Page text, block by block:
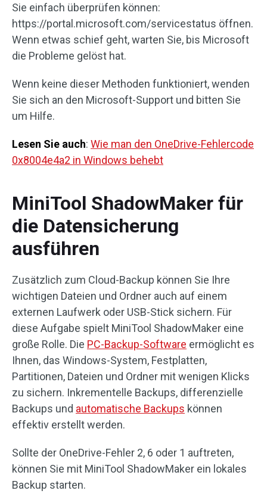
Sie einfach überprüfen können:
https://portal.microsoft.com/servicestatus öffnen.
Wenn etwas schief geht, warten Sie, bis Microsoft
die Probleme gelöst hat.
Wenn keine dieser Methoden funktioniert, wenden
Sie sich an den Microsoft-Support und bitten Sie
um Hilfe.
Lesen Sie auch: Wie man den OneDrive-Fehlercode
0x8004e4a2 in Windows behebt
MiniTool ShadowMaker für
die Datensicherung
ausführen
Zusätzlich zum Cloud-Backup können Sie Ihre
wichtigen Dateien und Ordner auch auf einem
externen Laufwerk oder USB-Stick sichern. Für
diese Aufgabe spielt MiniTool ShadowMaker eine
große Rolle. Die PC-Backup-Software ermöglicht es
Ihnen, das Windows-System, Festplatten,
Partitionen, Dateien und Ordner mit wenigen Klicks
zu sichern. Inkrementelle Backups, differenzielle
Backups und automatische Backups können
effektiv erstellt werden.
Sollte der OneDrive-Fehler 2, 6 oder 1 auftreten,
können Sie mit MiniTool ShadowMaker ein lokales
Backup starten.